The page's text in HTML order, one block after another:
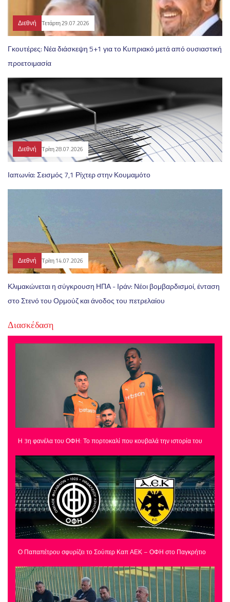
Διεθνή Τετάρτη 29.07.2026
Γκουτέρες: Νέα διάσκεψη 5+1 για το Κυπριακό μετά από ουσιαστική
προετοιμασία
Διεθνή Τρίτη 28.07.2026
Ιαπωνία: Σεισμός 7,1 Ρίχτερ στην Κουμαμότο
Διεθνή Τρίτη 14.07.2026
Κλιμακώνεται η σύγκρουση ΗΠΑ - Ιράν: Νέοι βομβαρδισμοί, ένταση
στο Στενό του Ορμούζ και άνοδος του πετρελαίου
Διασκέδαση
Η 3η φανέλα του ΟΦΗ: Το πορτοκαλί που κουβαλά την ιστορία του
Ο Παπαπέτρου σφυρίζει το Σούπερ Καπ ΑΕΚ – ΟΦΗ στο Παγκρήτιο